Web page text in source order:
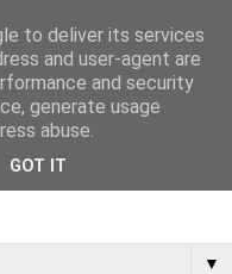
▼
to deliver its services
and user-agent are
and security
generate usage
abuse.
GOT IT